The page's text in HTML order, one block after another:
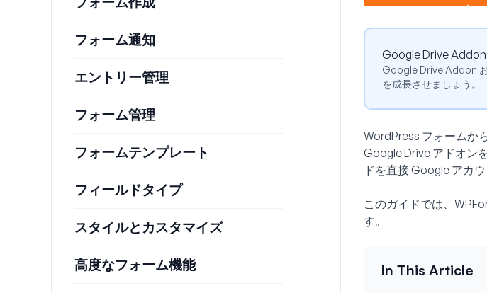
Google Drive
Google Drive Addon
を成長させましょう。
WordPress フォームか
Google Drive アドオン
ドを直接 Google アカ
このガイドでは、
す。
フォーム通知
エントリー管理
フォーム管理
フォームテンプレート
フィールドタイプ
スタイルとカスタマイズ
高度なフォーム機能